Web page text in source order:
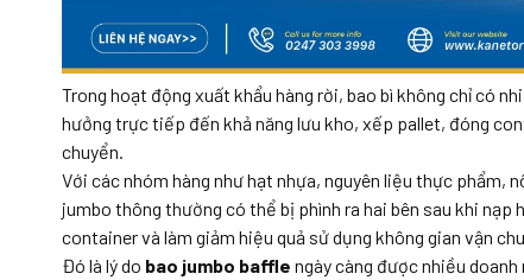
Trong hoạt động xuất khẩu hàng rời, bao bì không chỉ có
hưởng trực tiếp đến khả năng lưu kho, xếp pallet, đóng
chuyển.
Với các nhóm hàng như hạt nhựa, nguyên liệu thực phẩm,
jumbo thông thường có thể bị phình ra hai bên sau khi
container và làm giảm hiệu quả sử dụng không gian vận
Đó là lý do bao jumbo baffle ngày càng được nhiều